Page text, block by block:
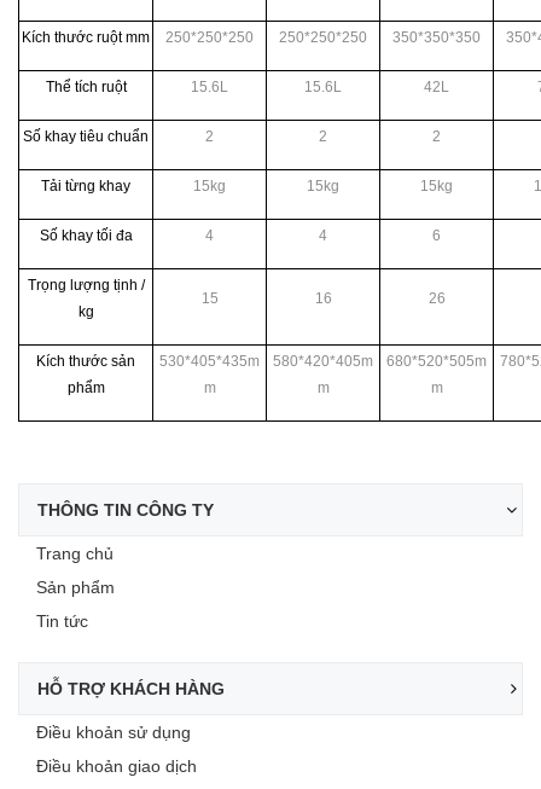
Kích thước ruột mm 250*250*250 250*250*250 350*350*350
Thể tích ruột 15.6L 15.6L 42L
Số khay tiêu chuẩn 2 2 2
Tải từng khay 15kg 15kg 15kg
Số khay tối đa 4 4 6
Trọng lượng tịnh /
kg
15 16 26
Kích thước sản
phẩm
530*405*435m
m
580*420*405m
m
680*520*505m
m
THÔNG TIN CÔNG TY
Trang chủ
Sản phẩm
Tin tức
HỖ TRỢ KHÁCH HÀNG
Điều khoản sử dụng
Điều khoản giao dịch